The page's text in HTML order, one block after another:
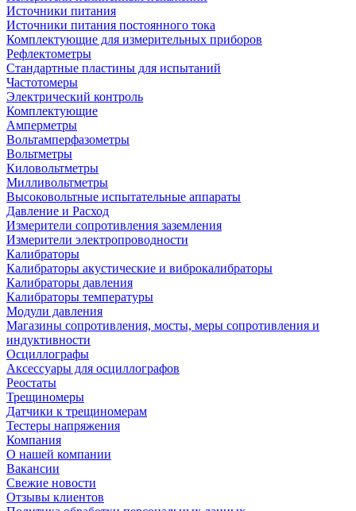
Источники питания
Источники питания постоянного тока
Комплектующие для измерительных приборов
Рефлектометры
Стандартные пластины для испытаний
Частотомеры
Электрический контроль
Комплектующие
Амперметры
Вольтамперфазометры
Вольтметры
Киловольтметры
Милливольтметры
Высоковольтные испытательные аппараты
Давление и Расход
Измерители сопротивления заземления
Измерители электропроводности
Калибраторы
Калибраторы акустические и виброкалибраторы
Калибраторы давления
Калибраторы температуры
Модули давления
Магазины сопротивления, мосты, меры сопротивления и
индуктивности
Осциллографы
Аксессуары для осциллографов
Реостаты
Трещиномеры
Датчики к трещиномерам
Тестеры напряжения
Компания
О нашей компании
Вакансии
Свежие новости
Отзывы клиентов